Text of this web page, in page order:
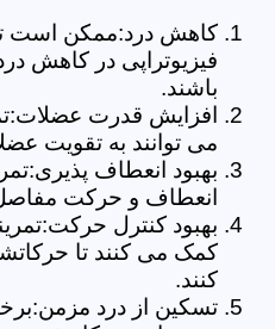
کاهش درد:ممکن است
فیزیوتراپی در کاهش
باشند.
افزایش قدرت
می توانند به تقویت
بهبود انعطاف
انعطاف و حرکت مفاصل
بهبود کنترل
کمک می کنند تا
کنند.
تسکین از درد